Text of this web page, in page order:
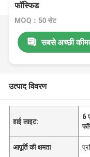
फॉस्फिड
MOQ：50 सेट
सबसे अच्छी
उत्पाद विवरण
हाई लाइट:
6
आपूर्ति की क्षमता